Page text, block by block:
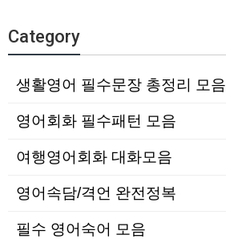
Category
생활영어 필수문장 총정리 모음
영어회화 필수패턴 모음
여행영어회화 대화모음
영어속담/격언 완전정복
필수 영어숙어 모음